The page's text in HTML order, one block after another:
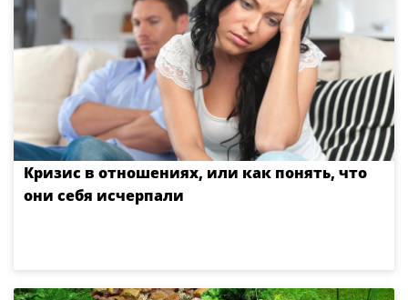
Кризис в отношениях, или как понять, что
они себя исчерпали